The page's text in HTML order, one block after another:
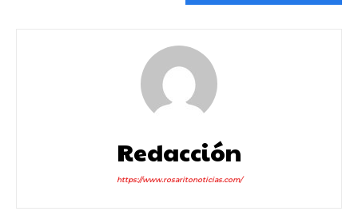
Redacción
https://www.rosaritonoticias.com/